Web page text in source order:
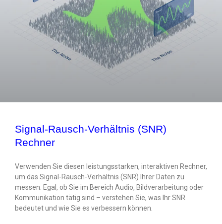
Signal-Rausch-Verhältnis (SNR)
Rechner
Verwenden Sie diesen leistungsstarken, interaktiven Rechner,
um das Signal-Rausch-Verhältnis (SNR) Ihrer Daten zu
messen. Egal, ob Sie im Bereich Audio, Bildverarbeitung oder
Kommunikation tätig sind – verstehen Sie, was Ihr SNR
bedeutet und wie Sie es verbessern können.